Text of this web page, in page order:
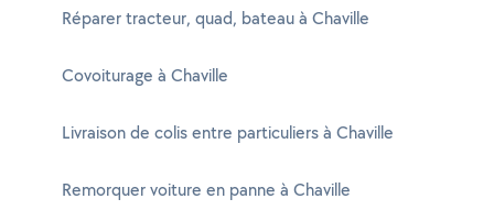
Réparer tracteur, quad, bateau à Chaville
Covoiturage à Chaville
Livraison de colis entre particuliers à Chaville
Remorquer voiture en panne à Chaville